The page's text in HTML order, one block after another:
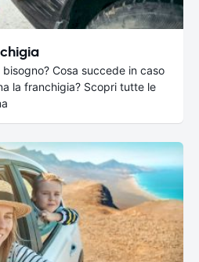
Cosa succede in caso
la franchigia? Scopri tutte le